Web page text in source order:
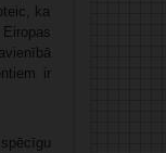
ka
ir